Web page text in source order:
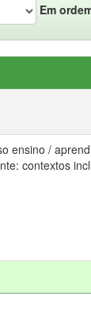
Em
ensino /
contextos